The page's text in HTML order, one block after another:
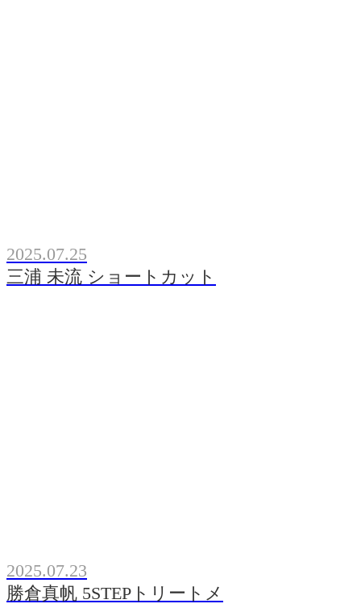
2025.07.25
三浦 未流 ショートカット
2025.07.23
勝倉真帆 5STEPトリートメ